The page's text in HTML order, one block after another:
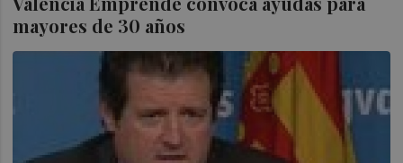
mayores de 30 años